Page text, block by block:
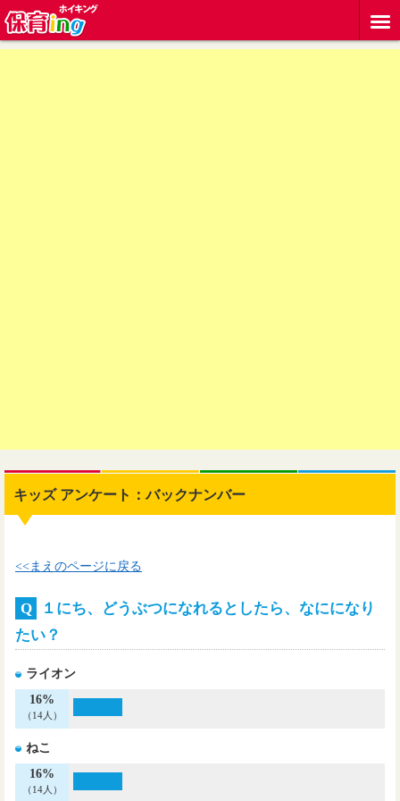
キッズ アンケート：バックナンバー
<<まえのページに戻る
Q
１にち、どうぶつになれるとしたら、なにになり
たい？
ライオン
16%
（14人）
ねこ
16%
（14人）